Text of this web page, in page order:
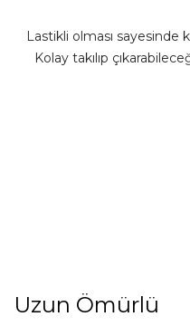
Lastikli olması sayesinde
Kolay takılıp
Uzun Ömürlü